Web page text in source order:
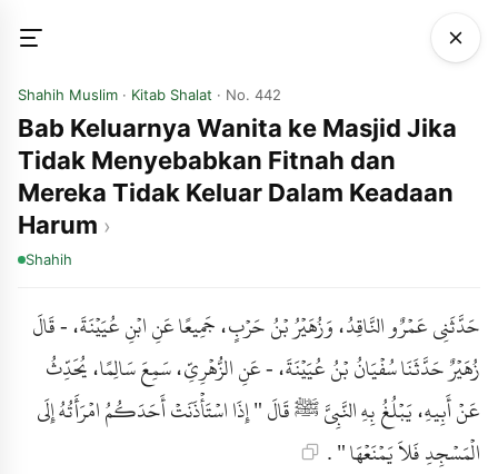
Shahih Muslim · Kitab Shalat · No. 442
Bab Keluarnya Wanita ke Masjid Jika
Tidak Menyebabkan Fitnah dan
Mereka Tidak Keluar Dalam Keadaan
Harum
Shahih
حَدَّثَنِي عَمْرٌو النَّاقِدُ، وَزُهَيْرُ بْنُ حَرْبٍ، جَمِيعًا عَنِ ابْنِ عُيَيْنَةَ، - قَالَ
زُهَيْرٌ حَدَّثَنَا سُفْيَانُ بْنُ عُيَيْنَةَ، - عَنِ الزُّهْرِيِّ، سَمِعَ سَالِمًا، يُحَدِّثُ
عَنْ أَبِيهِ، يَبْلُغُ بِهِ النَّبِيَّ ﷺ قَالَ " إِذَا اسْتَأْذَنَتْ أَحَدَكُمُ امْرَأَتُهُ إِلَى
الْمَسْجِدِ فَلاَ يَمْنَعْهَا " .